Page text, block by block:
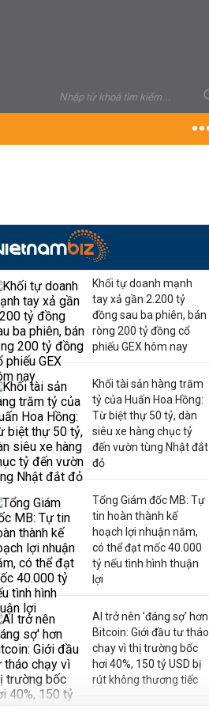
Khối tự doanh mạnh
tay xả gần 2.200 tỷ
đồng sau ba phiên, bán
ròng 200 tỷ đồng cổ
phiếu GEX hôm nay
Khối tài sản hàng trăm
tỷ của Huấn Hoa Hồng:
Từ biệt thự 50 tỷ, dàn
siêu xe hàng chục tỷ
đến vườn tùng Nhật đắt
đỏ
Tổng Giám đốc MB: Tự
tin hoàn thành kế
hoạch lợi nhuận năm,
có thể đạt mốc 40.000
tỷ nếu tình hình thuận
lợi
AI trở nên 'đáng sợ' hơn
Bitcoin: Giới đầu tư tháo
chạy vì thị trường bốc
hơi 40%, 150 tỷ USD bị
rút không thương tiếc